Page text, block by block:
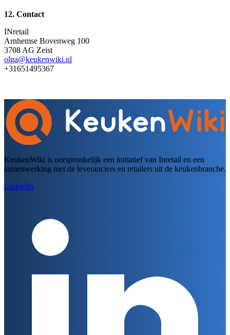
12. Contact
INretail
Arnhemse Bovenweg 100
3708 AG Zeist
olga@keukenwiki.nl
+31651495367
KeukenWiki is oorspronkelijk een initiatief van Inretail en een
samenwerking met de leveranciers en retailers uit de keukenbranche.
LinkedIn